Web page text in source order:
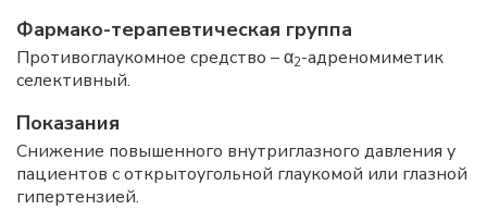
Фармако-терапевтическая группа
Противоглаукомное средство – α2-адреномиметик
селективный.
Показания
Снижение повышенного внутриглазного давления у
пациентов с открытоугольной глаукомой или глазной
гипертензией.